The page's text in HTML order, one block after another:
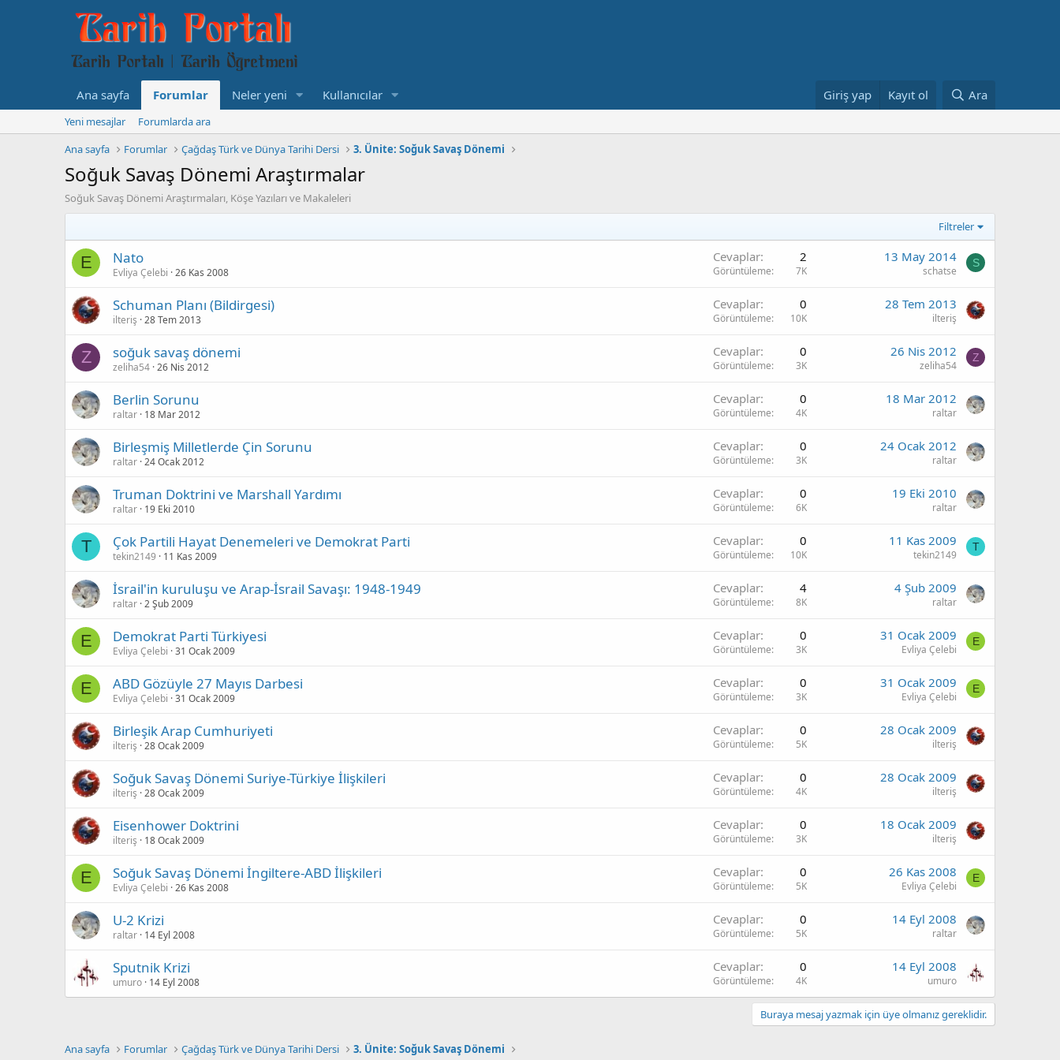
Ana sayfa Forumlar Neler yeni Kullanıcılar Giriş yap Kayıt ol Ara
Yeni mesajlar
Forumlarda ara
Ana sayfa
Forumlar Çağdaş Türk ve Dünya Tarihi Dersi 3. Ünite: Soğuk Savaş Dönemi
Soğuk Savaş Dönemi Araştırmalar
Soğuk Savaş Dönemi Araştırmaları, Köşe Yazıları ve Makaleleri
Filtreler
E Nato
Evliya Çelebi 26 Kas 2008
Cevaplar 2
Görüntüleme 7K
13 May 2014
schatse
S
Schuman Planı (Bildirgesi)
ilteriş 28 Tem 2013
Cevaplar 0
Görüntüleme 10K
28 Tem 2013
ilteriş
Z soğuk savaş dönemi
zeliha54 26 Nis 2012
Cevaplar 0
Görüntüleme 3K
26 Nis 2012
zeliha54
Z
Berlin Sorunu
raltar 18 Mar 2012
Cevaplar 0
Görüntüleme 4K
18 Mar 2012
raltar
Birleşmiş Milletlerde Çin Sorunu
raltar 24 Ocak 2012
Cevaplar 0
Görüntüleme 3K
24 Ocak 2012
raltar
Truman Doktrini ve Marshall Yardımı
raltar 19 Eki 2010
Cevaplar 0
Görüntüleme 6K
19 Eki 2010
raltar
T Çok Partili Hayat Denemeleri ve Demokrat Parti
tekin2149 11 Kas 2009
Cevaplar 0
Görüntüleme 10K
11 Kas 2009
tekin2149
T
İsrail'in kuruluşu ve Arap-İsrail Savaşı: 1948-1949
raltar 2 Şub 2009
Cevaplar 4
Görüntüleme 8K
4 Şub 2009
raltar
E Demokrat Parti Türkiyesi
Evliya Çelebi 31 Ocak 2009
Cevaplar 0
Görüntüleme 3K
31 Ocak 2009
Evliya Çelebi
E
E ABD Gözüyle 27 Mayıs Darbesi
Evliya Çelebi 31 Ocak 2009
Cevaplar 0
Görüntüleme 3K
31 Ocak 2009
Evliya Çelebi
E
Birleşik Arap Cumhuriyeti
ilteriş 28 Ocak 2009
Cevaplar 0
Görüntüleme 5K
28 Ocak 2009
ilteriş
Soğuk Savaş Dönemi Suriye-Türkiye İlişkileri
ilteriş 28 Ocak 2009
Cevaplar 0
Görüntüleme 4K
28 Ocak 2009
ilteriş
Eisenhower Doktrini
ilteriş 18 Ocak 2009
Cevaplar 0
Görüntüleme 3K
18 Ocak 2009
ilteriş
E Soğuk Savaş Dönemi İngiltere-ABD İlişkileri
Evliya Çelebi 26 Kas 2008
Cevaplar 0
Görüntüleme 5K
26 Kas 2008
Evliya Çelebi
E
U-2 Krizi
raltar 14 Eyl 2008
Cevaplar 0
Görüntüleme 5K
14 Eyl 2008
raltar
Sputnik Krizi
umuro 14 Eyl 2008
Cevaplar 0
Görüntüleme 4K
14 Eyl 2008
umuro
Buraya mesaj yazmak için üye olmanız gereklidir.
Ana sayfa Forumlar Çağdaş Türk ve Dünya Tarihi Dersi 3. Ünite: Soğuk Savaş Dönemi